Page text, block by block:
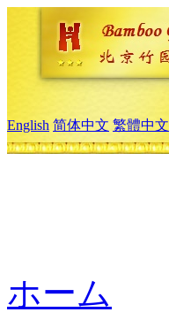
English 简体中文 繁體中文
ホーム